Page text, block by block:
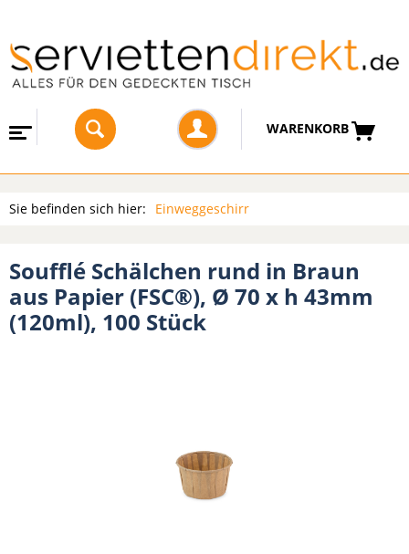
WARENKORB
Sie befinden sich hier: Einweggeschirr
Soufflé Schälchen rund in Braun
aus Papier (FSC®), Ø 70 x h 43mm
(120ml), 100 Stück